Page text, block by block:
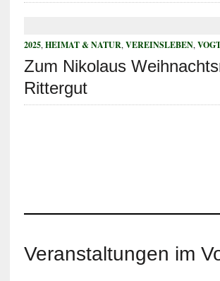
2025, HEIMAT & NATUR, VEREINSLEBEN,
Zum Nikolaus
Rittergut
Veranstaltungen im